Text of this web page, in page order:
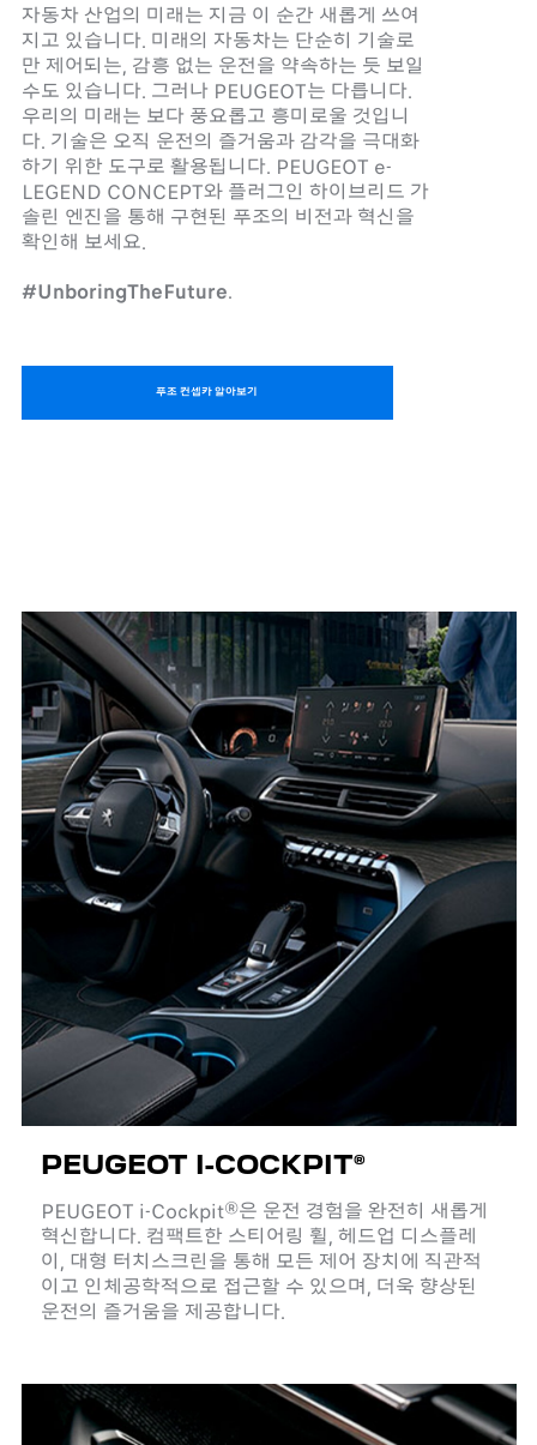
자동차 산업의 미래는 지금 이 순간 새롭게 쓰여
지고 있습니다. 미래의 자동차는 단순히 기술로
만 제어되는, 감흥 없는 운전을 약속하는 듯 보일
수도 있습니다. 그러나 PEUGEOT는 다릅니다.
우리의 미래는 보다 풍요롭고 흥미로울 것입니
다. 기술은 오직 운전의 즐거움과 감각을 극대화
하기 위한 도구로 활용됩니다. PEUGEOT e-
LEGEND CONCEPT와 플러그인 하이브리드 가
솔린 엔진을 통해 구현된 푸조의 비전과 혁신을
확인해 보세요.
#UnboringTheFuture.
푸조 컨셉카 알아보기
PEUGEOT I-COCKPIT®
PEUGEOT i-Cockpit®은 운전 경험을 완전히 새롭게
혁신합니다. 컴팩트한 스티어링 휠, 헤드업 디스플레
이, 대형 터치스크린을 통해 모든 제어 장치에 직관적
이고 인체공학적으로 접근할 수 있으며, 더욱 향상된
운전의 즐거움을 제공합니다.